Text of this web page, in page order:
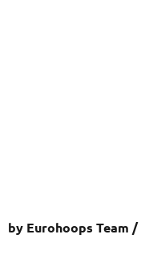
by Eurohoops Team /